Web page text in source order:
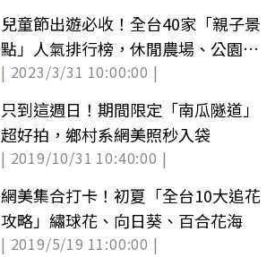
兒童節出遊必收！全台40家「親子景
點」人氣排行榜，休閒農場、公園一
次看
| 2023/3/31 10:00:00 |
只到這週日！期間限定「南瓜隧道」
超好拍，鄉村系網美照秒入袋
| 2019/10/31 10:40:00 |
網美集合打卡！初夏「全台10大追花
攻略」繡球花、向日葵、百合花海
| 2019/5/19 11:00:00 |